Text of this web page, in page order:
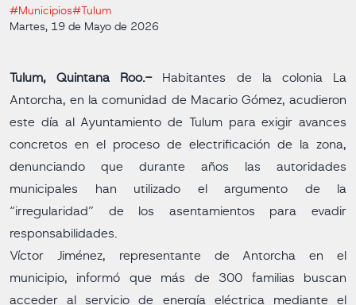
#Municipios#Tulum
Martes, 19 de Mayo de 2026
Tulum, Quintana Roo.-Habitantes de la colonia La
Antorcha, en la comunidad de Macario Gómez, acudieron
este día al Ayuntamiento de Tulum para exigir avances
concretos en el proceso de electrificación de la zona,
denunciando que durante años las autoridades
municipales han utilizado el argumento de la
“irregularidad” de los asentamientos para evadir
responsabilidades.
Víctor Jiménez, representante de Antorcha en el
municipio, informó que más de 300 familias buscan
acceder al servicio de energía eléctrica mediante el